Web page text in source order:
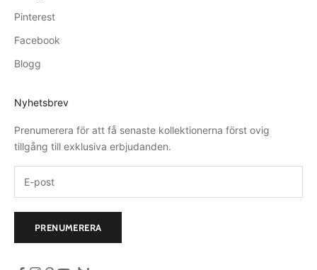
Pinterest
Facebook
Blogg
Nyhetsbrev
Prenumerera för att få senaste kollektionerna först ovig
tillgång till exklusiva erbjudanden.
PRENUMERERA